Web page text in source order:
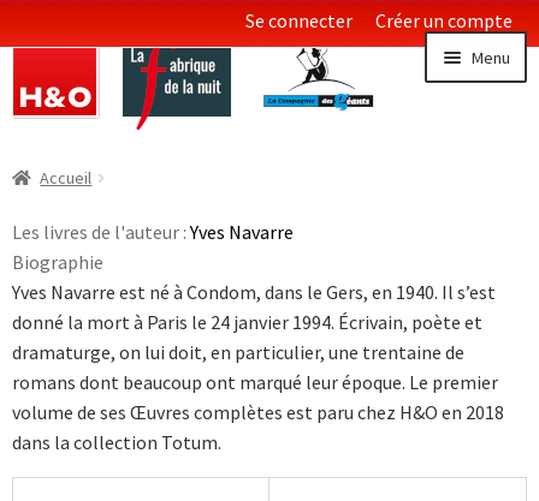
Se connecter
Créer un compte
Aller
la
Aller
contenu
Menu
Sciences
Collections LGBT
menu
Accueil
Les livres de l'auteur :Yves Navarre
Biographie
Yves Navarre est né à Condom, dans le Gers, en 1940. Il s’est
donné la mort à Paris le 24 janvier 1994. Écrivain, poète et
dramaturge, on lui doit, en particulier, une trentaine de
romans dont beaucoup ont marqué leur époque. Le premier
volume de ses Œuvres complètes est paru chez H&O en 2018
dans la collection Totum.